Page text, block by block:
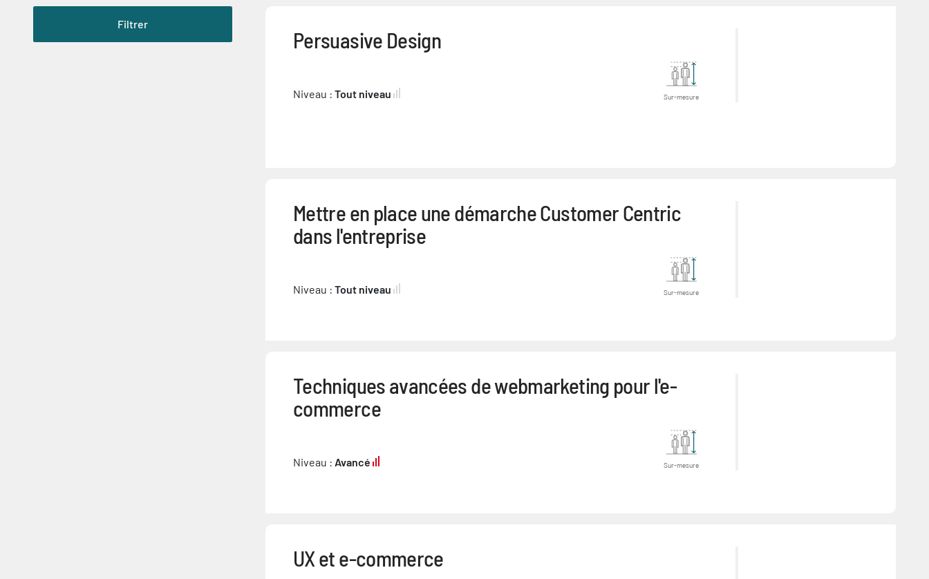
Persuasive Design
Niveau : Tout niveau Sur-mesure
Mettre en place une démarche Customer Centric
dans l'entreprise
Niveau : Tout niveau Sur-mesure
Techniques avancées de webmarketing pour l'e-
commerce
Niveau : Avancé Sur-mesure
UX et e-commerce